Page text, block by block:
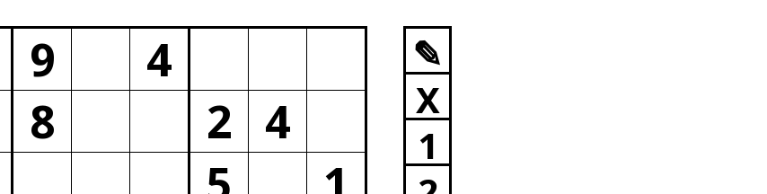
9
4
8
2 4
✎
X
1